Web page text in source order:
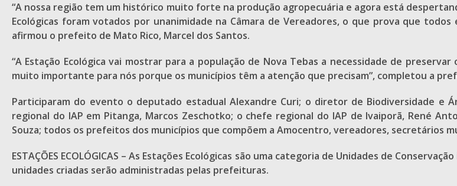
“A nossa região tem um histórico muito forte na produção agropecuária e agora está
Ecológicas foram votados por unanimidade na Câmara de Vereadores, o que prova que
afirmou o prefeito de Mato Rico, Marcel dos Santos.
“A Estação Ecológica vai mostrar para a população de Nova Tebas a necessidade de
muito importante para nós porque os municípios têm a atenção que precisam”, completou a
Participaram do evento o deputado estadual Alexandre Curi; o diretor de Biodiversidade e
regional do IAP em Pitanga, Marcos Zeschotko; o chefe regional do IAP de Ivaiporã, René
Souza; todos os prefeitos dos municípios que compõem a Amocentro, vereadores, secretários
ESTAÇÕES ECOLÓGICAS – As Estações Ecológicas são uma categoria de Unidades de
unidades criadas serão administradas pelas prefeituras.